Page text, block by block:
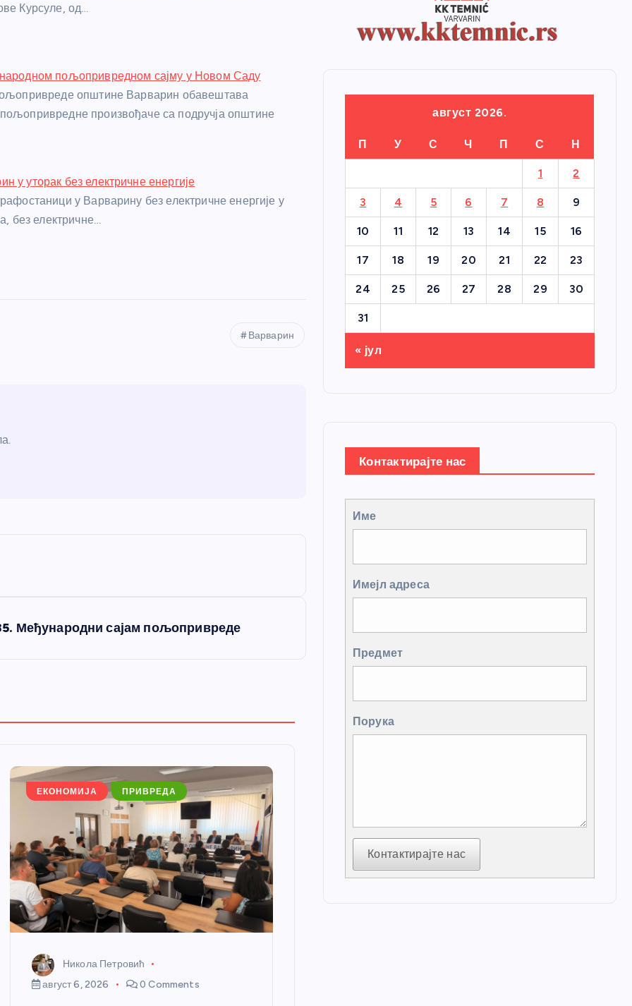
Курсуле, од…
пољопривредном сајму у Новом Саду
општине Варварин обавештава
произвођаче са подручја општине
у уторак без електричне енергије
у Варварину без електричне енергије у
без електричне…
Варварин
Међународни сајам пољопривреде
ЕКОНОМИЈА ПРИВРЕДА
Никола Петровић
август 6, 2026
0 Comments
август 2026.
П У С Ч П С Н
1 2
3 4 5 6 7 8 9
10 11 12 13 14 15 16
17 18 19 20 21 22 23
24 25 26 27 28 29 30
31
« јул
Контактирајте нас
Име
Имејл адреса
Предмет
Порука
Контактирајте нас